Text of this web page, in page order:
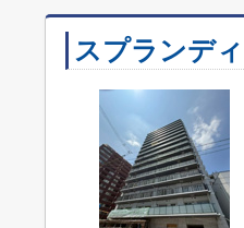
スプランデ